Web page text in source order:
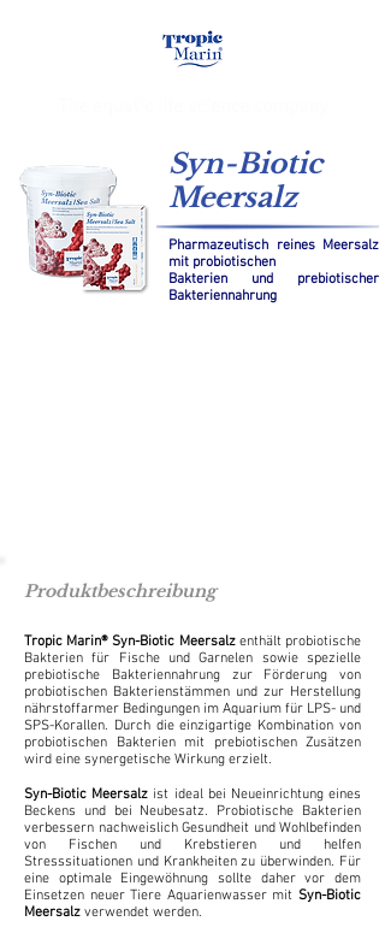
Syn-Biotic
Meersalz
Pharmazeutisch reines Meersalz
mit probiotischen
Bakterien und prebiotischer
Bakteriennahrung
Produktbeschreibung
Tropic Marin® Syn-Biotic Meersalz enthält probiotische
Bakterien für Fische und Garnelen sowie spezielle
prebiotische Bakteriennahrung zur Förderung von
probiotischen Bakterienstämmen und zur Herstellung
nährstoffarmer Bedingungen im Aquarium für LPS- und
SPS-Korallen. Durch die einzigartige Kombination von
probiotischen Bakterien mit prebiotischen Zusätzen
wird eine synergetische Wirkung erzielt.
Syn-Biotic Meersalz ist ideal bei Neueinrichtung eines
Beckens und bei Neubesatz. Probiotische Bakterien
verbessern nachweislich Gesundheit und Wohlbefinden
von Fischen und Krebstieren und helfen
Stresssituationen und Krankheiten zu überwinden. Für
eine optimale Eingewöhnung sollte daher vor dem
Einsetzen neuer Tiere Aquarienwasser mit Syn-Biotic
Meersalz verwendet werden.